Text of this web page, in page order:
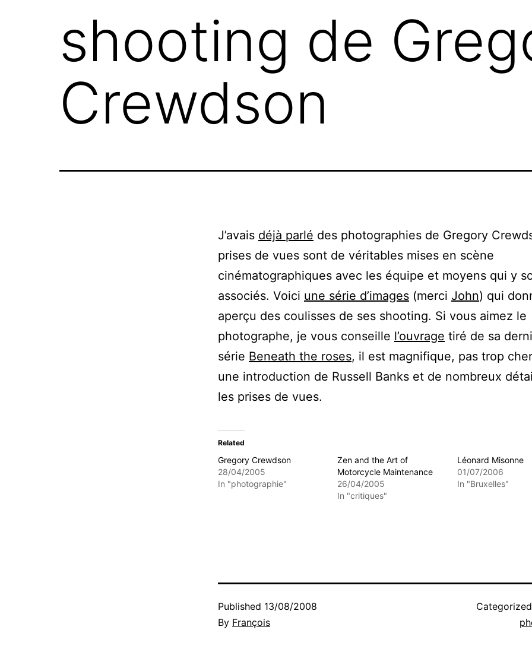
shooting de
Crewdson
J’avais déjà parlé des photographies de Gregory
prises de vues sont de véritables mises en scène
cinématographiques avec les équipe et moyens qui y
associés. Voici une série d’images (merci John) qui
aperçu des coulisses de ses shooting. Si vous aimez le
photographe, je vous conseille l’ouvrage tiré de sa
série Beneath the roses, il est magnifique, pas trop
une introduction de Russell Banks et de nombreux
les prises de vues.
Related
Gregory Crewdson
28/04/2005
In "photographie"
Zen and the Art of
Motorcycle Maintenance
26/04/2005
In "critiques"
Léonard Misonne
01/07/2006
In "Bruxelles"
Published 13/08/2008
By François